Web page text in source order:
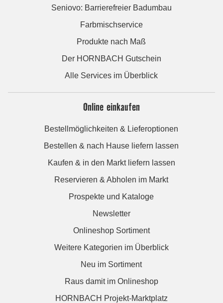
Seniovo: Barrierefreier Badumbau
Farbmischservice
Produkte nach Maß
Der HORNBACH Gutschein
Alle Services im Überblick
Online einkaufen
Bestellmöglichkeiten & Lieferoptionen
Bestellen & nach Hause liefern lassen
Kaufen & in den Markt liefern lassen
Reservieren & Abholen im Markt
Prospekte und Kataloge
Newsletter
Onlineshop Sortiment
Weitere Kategorien im Überblick
Neu im Sortiment
Raus damit im Onlineshop
HORNBACH Projekt-Marktplatz